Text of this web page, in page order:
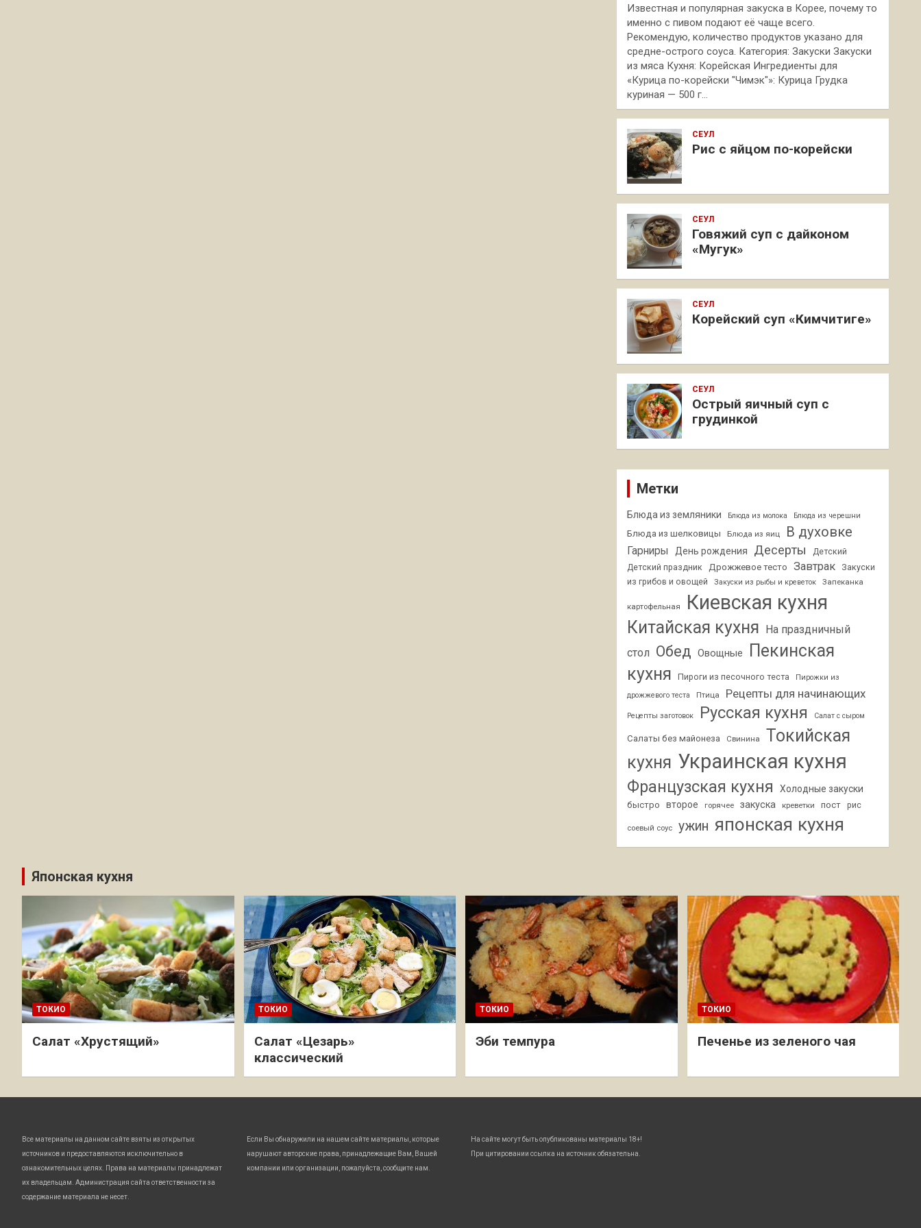
Известная и популярная закуска в Корее, почему то
именно с пивом подают её чаще всего.
Рекомендую, количество продуктов указано для
средне-острого соуса. Категория: Закуски Закуски
из мяса Кухня: Корейская Ингредиенты для
«Курица по-корейски "Чимэк"»: Курица Грудка
куриная — 500 г…
СЕУЛ
Рис с яйцом по-корейски
СЕУЛ
Говяжий суп с дайконом
«Мугук»
СЕУЛ
Корейский суп «Кимчитиге»
СЕУЛ
Острый яичный суп с
грудинкой
Метки
Блюда из земляники Блюда из молока Блюда из черешни
Блюда из шелковицы Блюда из яиц В духовке
Гарниры День рождения Десерты
Детский
Детский праздник
Дрожжевое тесто Завтрак
Закуски
из грибов и овощей
Закуски из рыбы и креветок Запеканка
картофельная Киевская кухня
Китайская кухня На праздничный
стол Обед Овощные
Пекинская
кухня
Пироги из песочного теста
Пирожки из
дрожжевого теста
Птица Рецепты для начинающих
Рецепты заготовок Русская кухня Салат с сыром
Салаты без майонеза Свинина
Токийская
кухня Украинская кухня
Французская кухня Холодные закуски
быстро второе горячее закуска креветки пост рис
соевый соус ужин японская кухня
Японская кухня
ТОКИО
Салат «Хрустящий»
ТОКИО
Салат «Цезарь»
классический
ТОКИО
Эби темпура
ТОКИО
Печенье из зеленого чая
Все материалы на данном сайте взяты из открытых
источников и предоставляются исключительно в
ознакомительных целях. Права на материалы принадлежат
их владельцам. Администрация сайта ответственности за
содержание материала не несет.
Если Вы обнаружили на нашем сайте материалы, которые
нарушают авторские права, принадлежащие Вам, Вашей
компании или организации, пожалуйста, сообщите нам.
На сайте могут быть опубликованы материалы 18+!
При цитировании ссылка на источник обязательна.